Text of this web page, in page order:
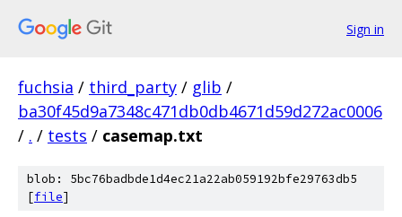
Sign in
fuchsia / third_party / glib /
ba30f45d9a7348c471db0db4671d59d272ac0006
/ . / tests / casemap.txt
blob: 5bc76badbde1d4ec21a22ab059192bfe29763db5
[file]